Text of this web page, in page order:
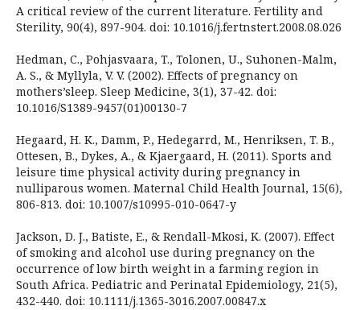
A critical review of the current literature. Fertility and
Sterility, 90(4), 897-904. doi: 10.1016/j.fertnstert.2008.08.026
Hedman, C., Pohjasvaara, T., Tolonen, U., Suhonen-Malm,
A. S., & Myllyla, V. V. (2002). Effects of pregnancy on
mothers’sleep. Sleep Medicine, 3(1), 37-42. doi:
10.1016/S1389-9457(01)00130-7
Hegaard, H. K., Damm, P., Hedegarrd, M., Henriksen, T. B.,
Ottesen, B., Dykes, A., & Kjaergaard, H. (2011). Sports and
leisure time physical activity during pregnancy in
nulliparous women. Maternal Child Health Journal, 15(6),
806-813. doi: 10.1007/s10995-010-0647-y
Jackson, D. J., Batiste, E., & Rendall-Mkosi, K. (2007). Effect
of smoking and alcohol use during pregnancy on the
occurrence of low birth weight in a farming region in
South Africa. Pediatric and Perinatal Epidemiology, 21(5),
432-440. doi: 10.1111/j.1365-3016.2007.00847.x